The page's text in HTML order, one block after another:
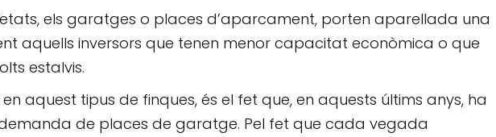
els garatges o places d’aparcament, porten aparellada una
aquells inversors que tenen menor capacitat econòmica o que
estalvis.
aquest tipus de finques, és el fet que, en aquests últims anys, ha
de places de garatge. Pel fet que cada vegada